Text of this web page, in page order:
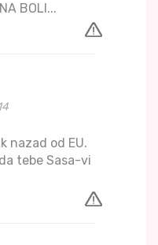
BOLI...
nazad od EU.
tebe Sasa-vi